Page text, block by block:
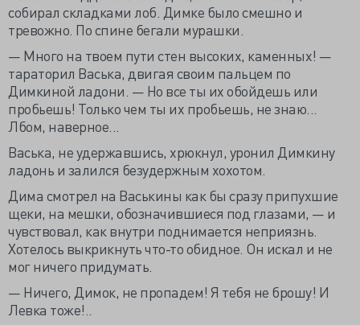
собирал складками лоб. Димке было смешно и
тревожно. По спине бегали мурашки.
— Много на твоем пути стен высоких, каменных! —
тараторил Васька, двигая своим пальцем по
Димкиной ладони. — Но все ты их обойдешь или
пробьешь! Только чем ты их пробьешь, не знаю...
Лбом, наверное...
Васька, не удержавшись, хрюкнул, уронил Димкину
ладонь и залился безудержным хохотом.
Дима смотрел на Васькины как бы сразу припухшие
щеки, на мешки, обозначившиеся под глазами, — и
чувствовал, как внутри поднимается неприязнь.
Хотелось выкрикнуть что-то обидное. Он искал и не
мог ничего придумать.
— Ничего, Димок, не пропадем! Я тебя не брошу! И
Левка тоже!..